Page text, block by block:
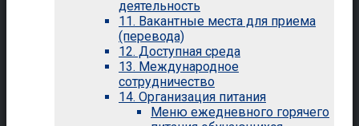
деятельность
11. Вакантные места для приема
(перевода)
12. Доступная среда
13. Международное
сотрудничество
14. Организация питания
Меню ежедневного горячего